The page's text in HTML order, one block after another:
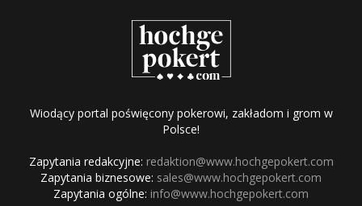
Wiodący portal poświęcony pokerowi, zakładom i grom w
Polsce!
Zapytania redakcyjne: redaktion@www.hochgepokert.com
Zapytania biznesowe: sales@www.hochgepokert.com
Zapytania ogólne: info@www.hochgepokert.com